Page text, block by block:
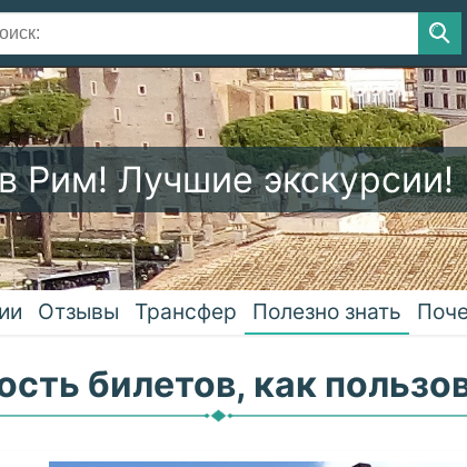
Рим! Лучшие экскурсии!
Отзывы Трансфер Полезно знать
билетов, как